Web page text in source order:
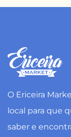
O Ericeira
local para que
saber e